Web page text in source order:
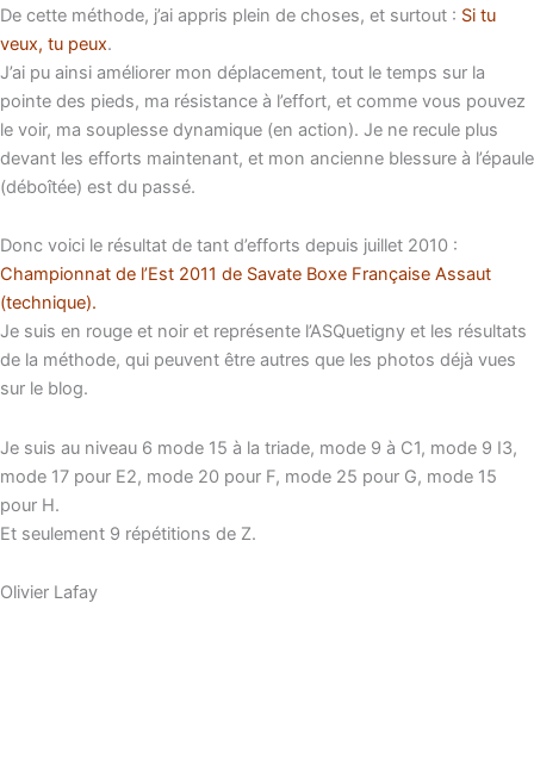
De cette méthode, j’ai appris plein de choses, et surtout : Si tu
veux, tu peux.
J’ai pu ainsi améliorer mon déplacement, tout le temps sur la
pointe des pieds, ma résistance à l’effort, et comme vous pouvez
le voir, ma souplesse dynamique (en action). Je ne recule plus
devant les efforts maintenant, et mon ancienne blessure à l’épaule
(déboîtée) est du passé.
Donc voici le résultat de tant d’efforts depuis juillet 2010 :
Championnat de l’Est 2011 de Savate Boxe Française Assaut
(technique).
Je suis en rouge et noir et représente l’ASQuetigny et les résultats
de la méthode, qui peuvent être autres que les photos déjà vues
sur le blog.
Je suis au niveau 6 mode 15 à la triade, mode 9 à C1, mode 9 I3,
mode 17 pour E2, mode 20 pour F, mode 25 pour G, mode 15
pour H.
Et seulement 9 répétitions de Z.
Olivier Lafay